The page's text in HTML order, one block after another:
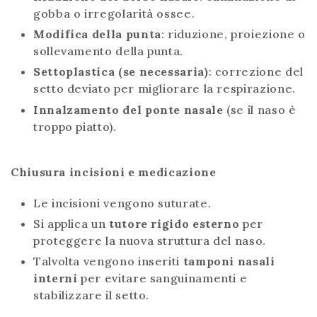
gobba o irregolarità ossee.
Modifica della punta: riduzione, proiezione o
sollevamento della punta.
Settoplastica (se necessaria): correzione del
setto deviato per migliorare la respirazione.
Innalzamento del ponte nasale (se il naso è
troppo piatto).
Chiusura incisioni e medicazione
Le incisioni vengono suturate.
Si applica un tutore rigido esterno per
proteggere la nuova struttura del naso.
Talvolta vengono inseriti tamponi nasali
interni per evitare sanguinamenti e
stabilizzare il setto.